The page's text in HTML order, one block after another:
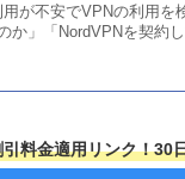
が不安でVPNの利用を
か」「NordVPNを契約
料金適用リンク！30